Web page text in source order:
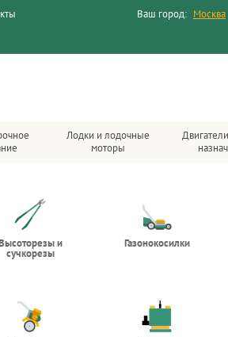
Ваш город: Москва
Лодки и лодочные
моторы
и
сучкорезы
Газонокосилки